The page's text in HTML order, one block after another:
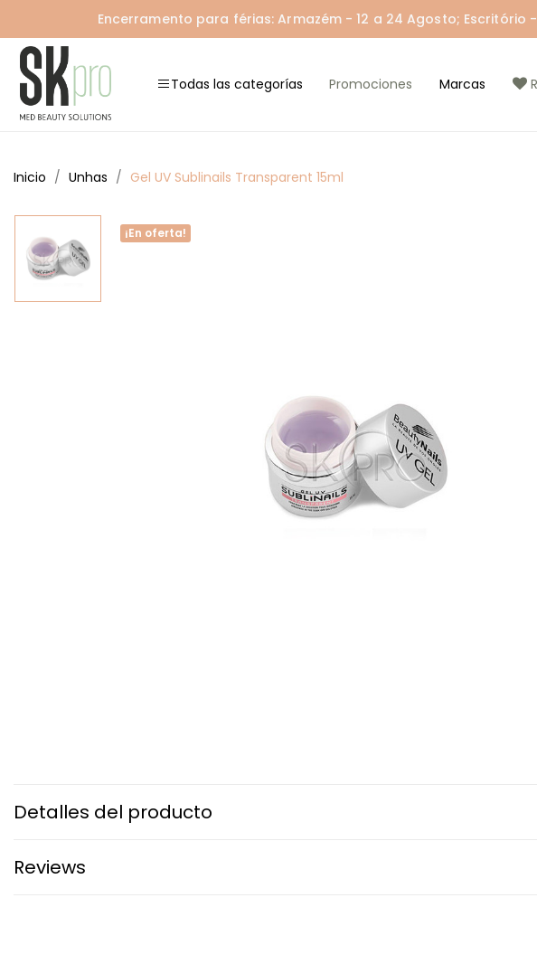
Encerramento para férias: Armazém - 12 a 24 Agosto;
Todas las categorías Promociones Marcas
Inicio Unhas Gel UV Sublinails Transparent 15ml
¡En oferta!
Detalles del producto
Reviews